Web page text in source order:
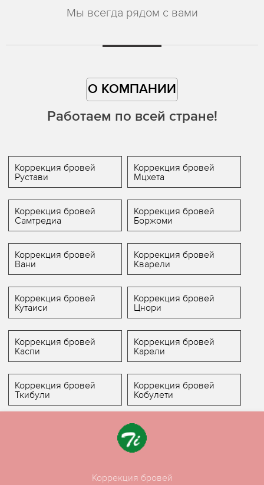
Мы всегда рядом с вами
О КОМПАНИИ
Работаем по всей стране!
Коррекция бровей
Рустави
Коррекция бровей
Мцхета
Коррекция бровей
Самтредиа
Коррекция бровей
Боржоми
Коррекция бровей
Вани
Коррекция бровей
Кварели
Коррекция бровей
Кутаиси
Коррекция бровей
Цнори
Коррекция бровей
Каспи
Коррекция бровей
Карели
Коррекция бровей
Ткибули
Коррекция бровей
Кобулети
Коррекция бровей